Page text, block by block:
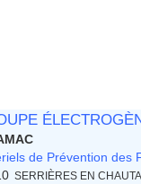
de Prévention des
SERRIÈRES EN